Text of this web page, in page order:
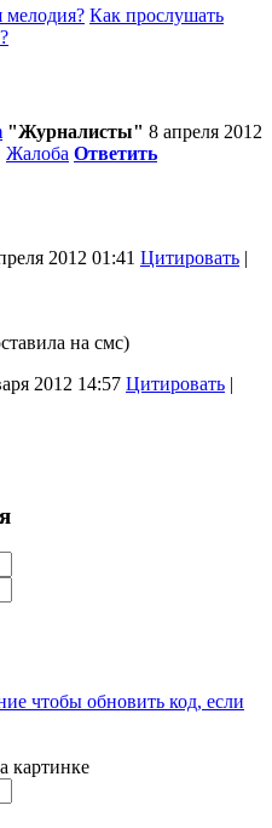
мелодия? Как прослушать
"Журналисты" 8 апреля 2012
Жалоба Ответить
2012 01:41 Цитировать |
на смс)
2012 14:57 Цитировать |
картинке